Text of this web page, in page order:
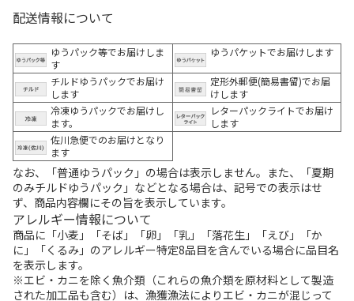
配送情報について
ゆうパック等でお届けしま
す
ゆうパケットでお届けします
チルドゆうパックでお届け
します
定形外郵便(簡易書留)でお届
けします
冷凍ゆうパックでお届けし
ます。
レターパックライトでお届け
します
佐川急便でのお届けとなり
ます
なお、「普通ゆうパック」の場合は表示しません。また、「夏期
のみチルドゆうパック」などとなる場合は、記号での表示はせ
ず、商品内容欄にその旨を表示しています。
アレルギー情報について
商品に「小麦」「そば」「卵」「乳」「落花生」「えび」「か
に」「くるみ」のアレルギー特定8品目を含んでいる場合に品目名
を表示します。
※エビ・カニを除く魚介類（これらの魚介類を原材料として製造
された加工品も含む）は、漁獲漁法によりエビ・カニが混じって